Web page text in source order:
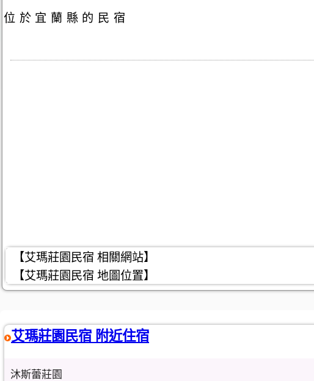
位於宜蘭縣的民宿
【艾瑪莊園民宿 相關網站】
【艾瑪莊園民宿 地圖位置】
艾瑪莊園民宿 附近住宿
沐斯蕾莊園